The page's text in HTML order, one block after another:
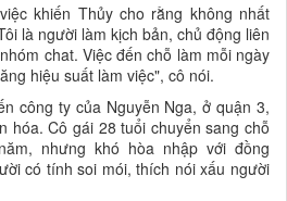
khiến Thủy cho rằng không nhất
là người làm kịch bản, chủ động liên
chat. Việc đến chỗ làm mỗi ngày
hiệu suất làm việc", cô nói.
công ty của Nguyễn Nga, ở quận 3,
hóa. Cô gái 28 tuổi chuyển sang chỗ
nhưng khó hòa nhập với đồng
có tính soi mói, thích nói xấu người